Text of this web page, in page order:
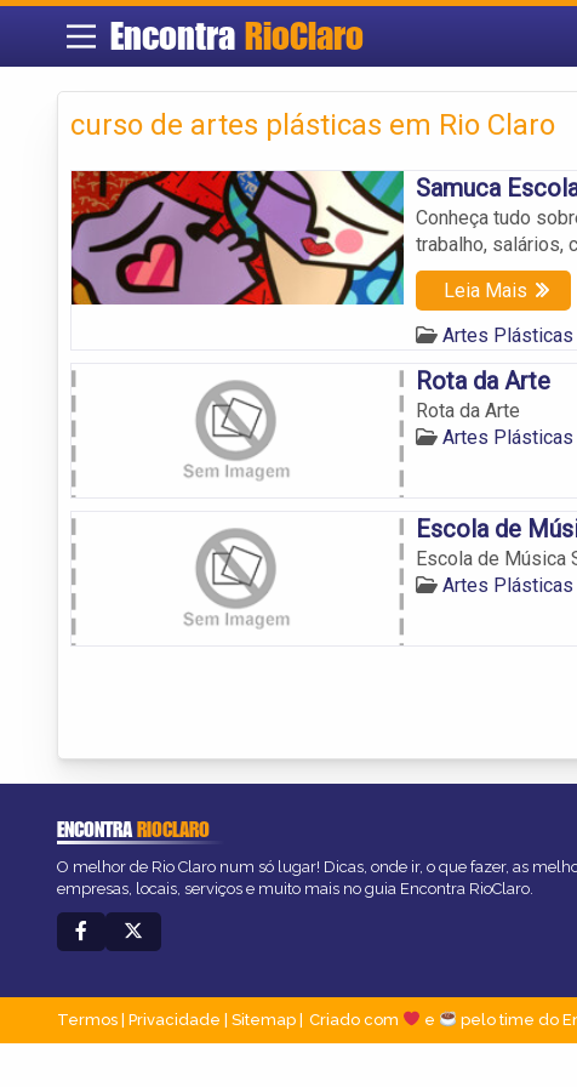
Encontra RioClaro
curso de artes plásticas em Rio Claro
Samuca
Conheça tudo
trabalho, salários,
Leia Mais
Artes Plásticas
Rota da Arte
Rota da Arte
Artes Plásticas
Escola de
Escola de Música
Artes Plásticas
ENCONTRARIOCLARO
O melhor de Rio Claro num só lugar! Dicas, onde ir, o que fazer, as
empresas, locais, serviços e muito mais no guia Encontra RioClaro.
Termos Privacidade Sitemap Criado com e pelo time do